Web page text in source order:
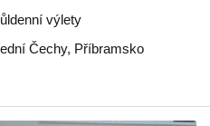
výlety
Čechy, Příbramsko